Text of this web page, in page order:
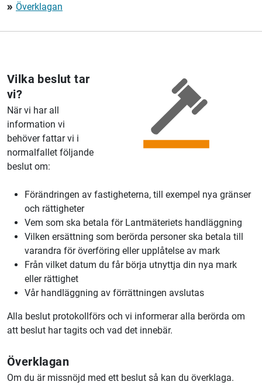
double_arrow Överklagan
Vilka beslut tar
vi?
När vi har all
information vi
behöver fattar vi i
normalfallet följande
beslut om:
Förändringen av fastigheterna, till exempel nya gränser
och rättigheter
Vem som ska betala för Lantmäteriets handläggning
Vilken ersättning som berörda personer ska betala till
varandra för överföring eller upplåtelse av mark
Från vilket datum du får börja utnyttja din nya mark
eller rättighet
Vår handläggning av förrättningen avslutas
Alla beslut protokollförs och vi informerar alla berörda om
att beslut har tagits och vad det innebär.
Överklagan
Om du är missnöjd med ett beslut så kan du överklaga.